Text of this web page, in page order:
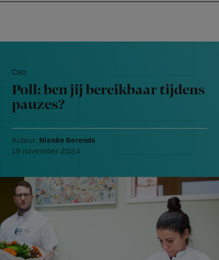
navigation
content
Nursing
Cao
Poll: ben jij bereikbaar tijdens
pauzes?
Auteur: Nienke Berends
19 november 2024